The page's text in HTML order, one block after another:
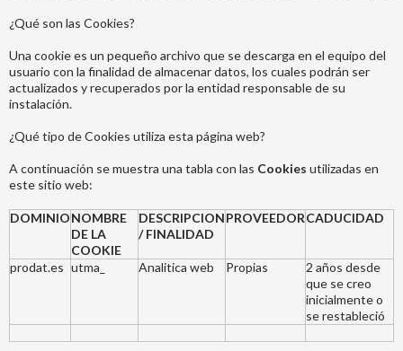
¿Qué son las Cookies?
Una cookie es un pequeño archivo que se descarga en el equipo del
usuario con la finalidad de almacenar datos, los cuales podrán ser
actualizados y recuperados por la entidad responsable de su
instalación.
¿Qué tipo de Cookies utiliza esta página web?
A continuación se muestra una tabla con las Cookies utilizadas en
este sitio web:
DOMINIONOMBRE
DE LA
COOKIE
DESCRIPCION
/ FINALIDAD
PROVEEDORCADUCIDAD
prodat.es utma_ Analitica web Propias
2 años desde
que se creo
inicialmente o
se restableció